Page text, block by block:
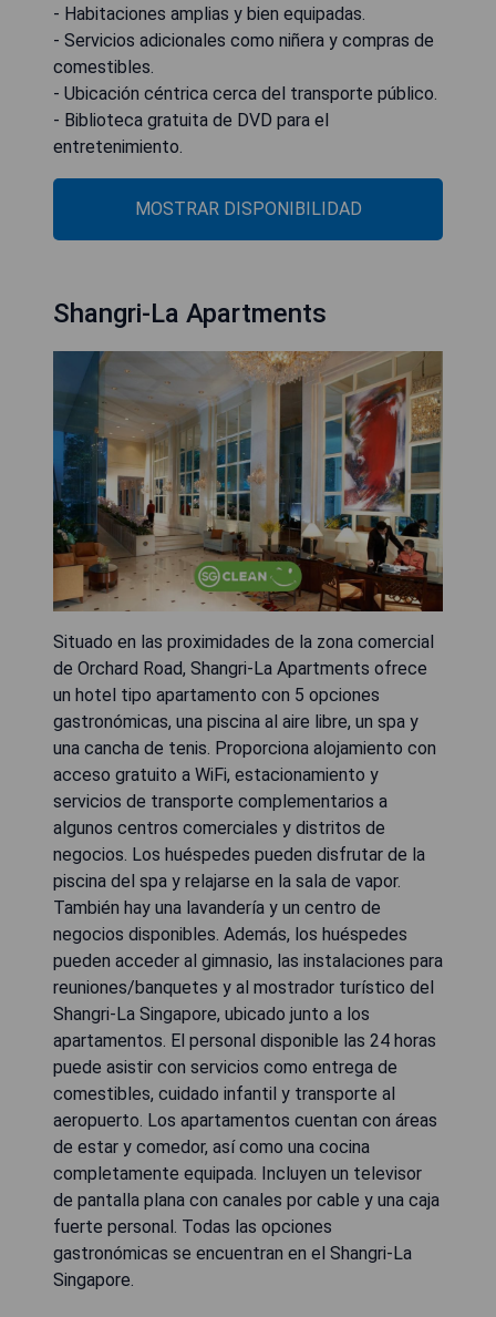
- Habitaciones amplias y bien equipadas.
- Servicios adicionales como niñera y compras de
comestibles.
- Ubicación céntrica cerca del transporte público.
- Biblioteca gratuita de DVD para el
entretenimiento.
MOSTRAR DISPONIBILIDAD
Shangri-La Apartments
Situado en las proximidades de la zona comercial
de Orchard Road, Shangri-La Apartments ofrece
un hotel tipo apartamento con 5 opciones
gastronómicas, una piscina al aire libre, un spa y
una cancha de tenis. Proporciona alojamiento con
acceso gratuito a WiFi, estacionamiento y
servicios de transporte complementarios a
algunos centros comerciales y distritos de
negocios. Los huéspedes pueden disfrutar de la
piscina del spa y relajarse en la sala de vapor.
También hay una lavandería y un centro de
negocios disponibles. Además, los huéspedes
pueden acceder al gimnasio, las instalaciones para
reuniones/banquetes y al mostrador turístico del
Shangri-La Singapore, ubicado junto a los
apartamentos. El personal disponible las 24 horas
puede asistir con servicios como entrega de
comestibles, cuidado infantil y transporte al
aeropuerto. Los apartamentos cuentan con áreas
de estar y comedor, así como una cocina
completamente equipada. Incluyen un televisor
de pantalla plana con canales por cable y una caja
fuerte personal. Todas las opciones
gastronómicas se encuentran en el Shangri-La
Singapore.